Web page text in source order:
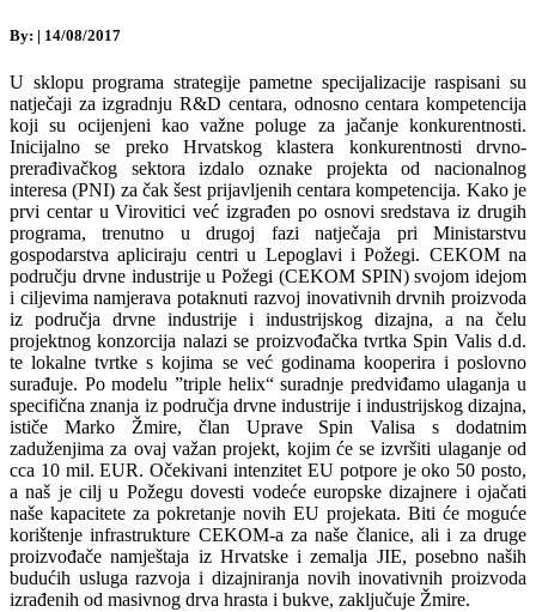
By: | 14/08/2017
U sklopu programa strategije pametne specijalizacije raspisani su
natječaji za izgradnju R&D centara, odnosno centara kompetencija
koji su ocijenjeni kao važne poluge za jačanje konkurentnosti.
Inicijalno se preko Hrvatskog klastera konkurentnosti drvno-
prerađivačkog sektora izdalo oznake projekta od nacionalnog
interesa (PNI) za čak šest prijavljenih centara kompetencija. Kako je
prvi centar u Virovitici već izgrađen po osnovi sredstava iz drugih
programa, trenutno u drugoj fazi natječaja pri Ministarstvu
gospodarstva apliciraju centri u Lepoglavi i Požegi. CEKOM na
području drvne industrije u Požegi (CEKOM SPIN) svojom idejom
i ciljevima namjerava potaknuti razvoj inovativnih drvnih proizvoda
iz područja drvne industrije i industrijskog dizajna, a na čelu
projektnog konzorcija nalazi se proizvođačka tvrtka Spin Valis d.d.
te lokalne tvrtke s kojima se već godinama kooperira i poslovno
surađuje. Po modelu ”triple helix“ suradnje predviđamo ulaganja u
specifična znanja iz područja drvne industrije i industrijskog dizajna,
ističe Marko Žmire, član Uprave Spin Valisa s dodatnim
zaduženjima za ovaj važan projekt, kojim će se izvršiti ulaganje od
cca 10 mil. EUR. Očekivani intenzitet EU potpore je oko 50 posto,
a naš je cilj u Požegu dovesti vodeće europske dizajnere i ojačati
naše kapacitete za pokretanje novih EU projekata. Biti će moguće
korištenje infrastrukture CEKOM-a za naše članice, ali i za druge
proizvođače namještaja iz Hrvatske i zemalja JIE, posebno naših
budućih usluga razvoja i dizajniranja novih inovativnih proizvoda
izrađenih od masivnog drva hrasta i bukve, zaključuje Žmire.